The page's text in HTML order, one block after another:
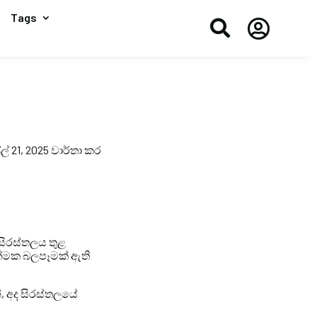
Tags
 
2025 වාර්තා කර
තුළ
බලපෑමක් ඇති
අද සිරස්‍තලයේ